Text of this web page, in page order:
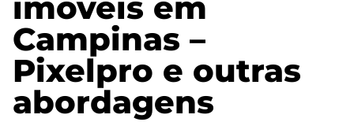
Campinas –
Pixelpro e outras
abordagens